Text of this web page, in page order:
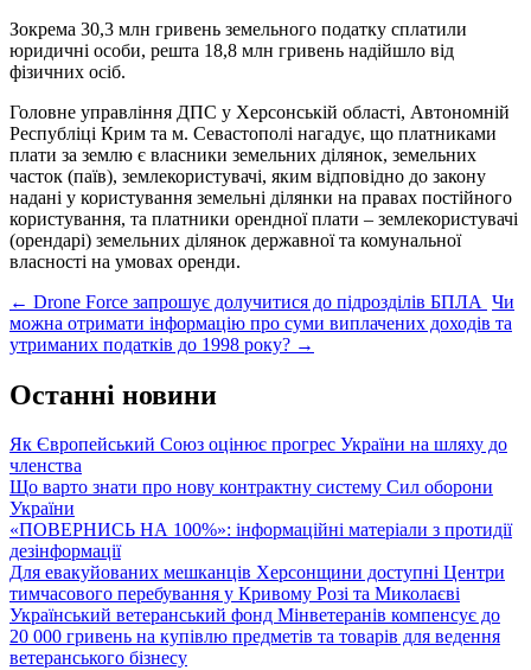
Зокрема 30,3 млн гривень земельного податку сплатили
юридичні особи, решта 18,8 млн гривень надійшло від
фізичних осіб.
Головне управління ДПС у Херсонській області, Автономній
Республіці Крим та м. Севастополі нагадує, що платниками
плати за землю є власники земельних ділянок, земельних
часток (паїв), землекористувачі, яким відповідно до закону
надані у користування земельні ділянки на правах постійного
користування, та платники орендної плати – землекористувачі
(орендарі) земельних ділянок державної та комунальної
власності на умовах оренди.
Post
navigation
← Drone Force запрошує долучитися до підрозділів БПЛА Чи
можна отримати інформацію про суми виплачених доходів та
утриманих податків до 1998 року? →
Останні новини
Як Європейський Союз оцінює прогрес України на шляху до
членства
Що варто знати про нову контрактну систему Сил оборони
України
«ПОВЕРНИСЬ НА 100%»: інформаційні матеріали з протидії
дезінформації
Для евакуйованих мешканців Херсонщини доступні Центри
тимчасового перебування у Кривому Розі та Миколаєві
Український ветеранський фонд Мінветеранів компенсує до
20 000 гривень на купівлю предметів та товарів для ведення
ветеранського бізнесу